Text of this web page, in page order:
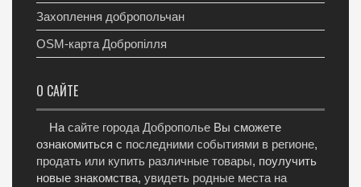
Захоплення добропольчан
OSM-карта Добропілля
О САЙТЕ
На сайте города Доброполье Вы сможете
ознакомиться с последними событиями в регионе,
продать или купить различные товары, поулучить
новые знакомства, увидеть родные места на